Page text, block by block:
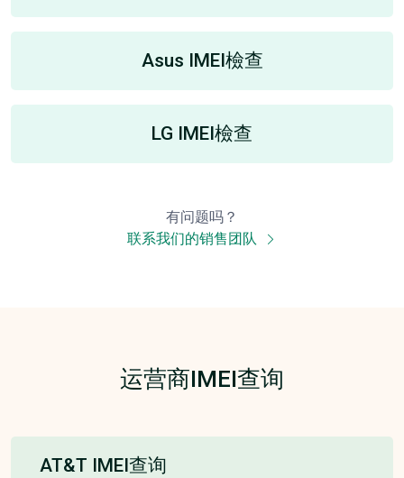
Asus IMEI檢查
LG IMEI檢查
有问题吗？
联系我们的销售团队
运营商IMEI查询
AT&T IMEI查询